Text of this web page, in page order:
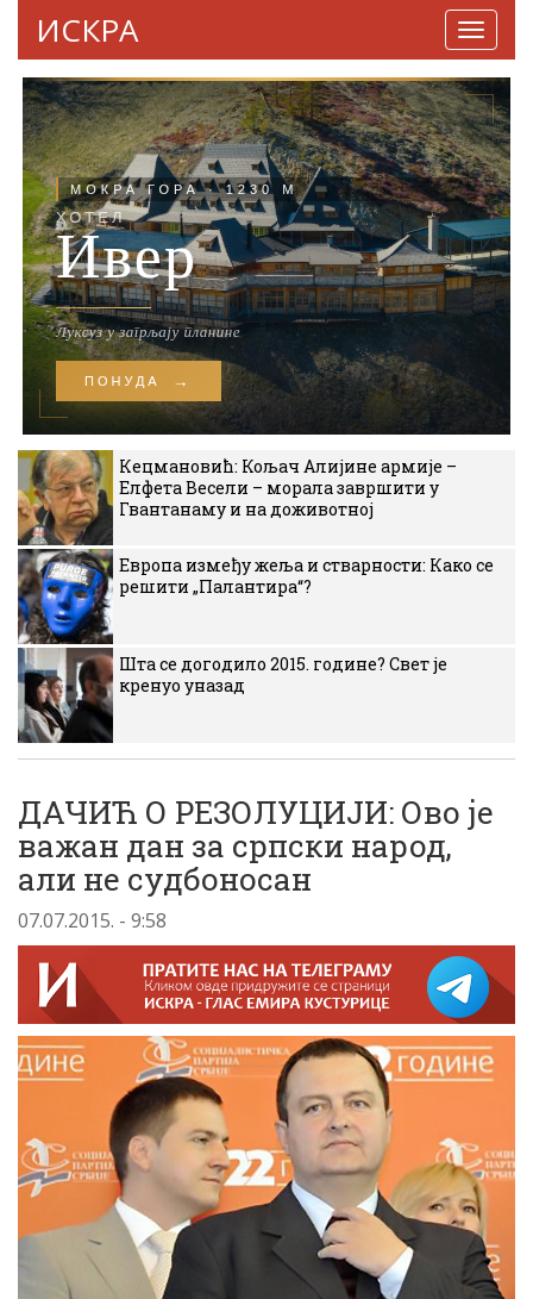
ИСКРА
Кецмановић: Кољач Алијине армије –
Елфета Весели – морала завршити у
Гвантанаму и на доживотној
Европа између жеља и стварности: Како се
решити „Палантира“?
Шта се догодило 2015. године? Свет је
кренуо уназад
ДАЧИЋ О РЕЗОЛУЦИЈИ: Ово је
важан дан за српски народ,
али не судбоносан
07.07.2015. - 9:58